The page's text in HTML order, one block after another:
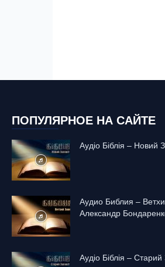
ПОПУЛЯРНОЕ НА САЙТЕ
Аудіо Біблія – Новий
Аудио Библия –
Александр
Аудіо Біблія – Старий